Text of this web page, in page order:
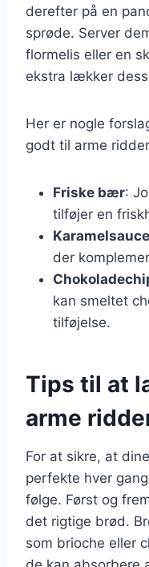
derefter på en
sprøde. Server
flormelis eller en
ekstra lækker
Her er nogle
godt til arme
Friske bær:
tilføjer en
Karamelsauce
der
kan smeltet
tilføjelse.
Tips til at
arme
For at sikre, at
perfekte hver
følge. Først og
det rigtige brød.
som brioche eller